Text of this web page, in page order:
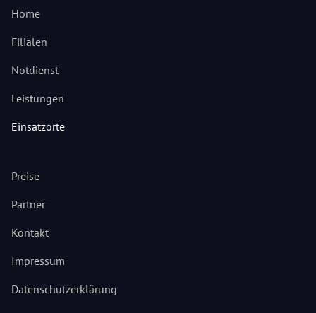
Home
Filialen
Notdienst
Leistungen
Einsatzorte
Preise
Partner
Kontakt
Impressum
Datenschutzerklärung